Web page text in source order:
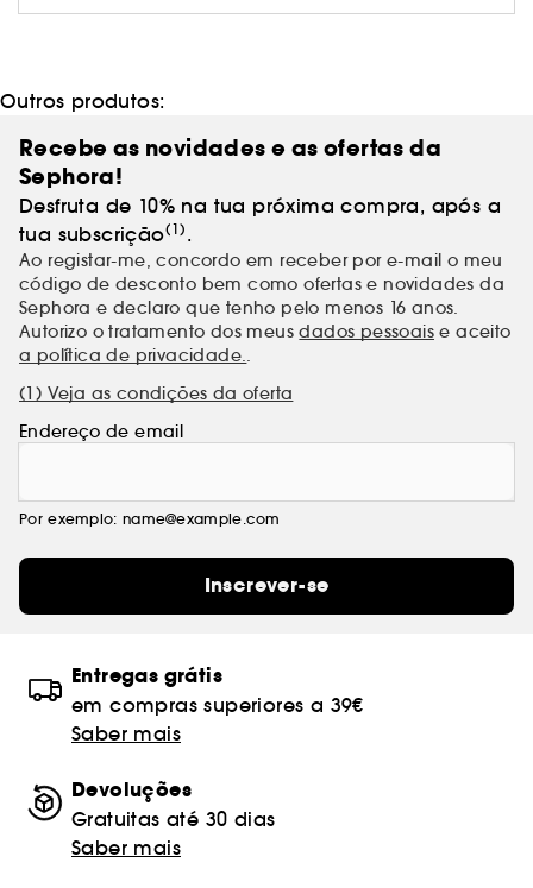
Outros produtos:
Recebe as novidades e as ofertas da
Sephora!
Desfruta de 10% na tua próxima compra, após a
tua subscrição(1) .
Ao registar-me, concordo em receber por e-mail o meu
código de desconto bem como ofertas e novidades da
Sephora e declaro que tenho pelo menos 16 anos.
Autorizo o tratamento dos meusdados pessoais e aceito
a política de privacidade..
(1) Veja as condições da oferta
Endereço de email
Por exemplo: name@example.com
Inscrever-se
Entregas grátis
em compras superiores a 39€
Saber mais
Devoluções
Gratuitas até 30 dias
Saber mais